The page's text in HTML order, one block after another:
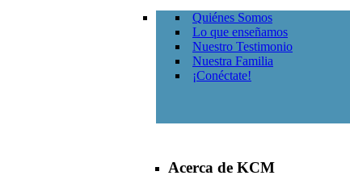
Quiénes Somos
Lo que enseñamos
Nuestro Testimonio
Nuestra Familia
¡Conéctate!
Acerca de KCM